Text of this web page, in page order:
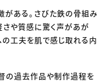
がある。さびた鉄の骨組み
さや質感に驚く声があが
工夫を肌で感じ取れる内
の過去作品や制作過程を